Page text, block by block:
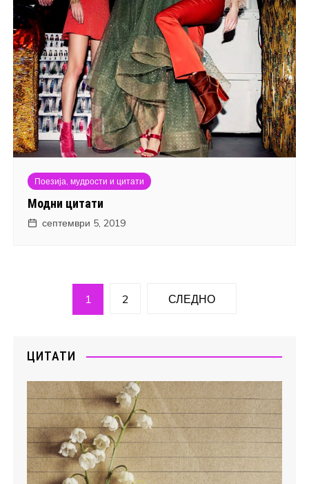
Поезија, мудрости и цитати
Модни цитати
септември 5, 2019
Навигација
написи
1 2 СЛЕДНО
ЦИТАТИ